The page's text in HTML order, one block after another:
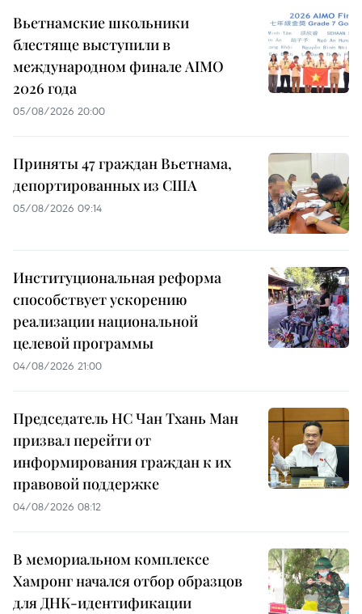
Вьетнамские школьники
блестяще выступили в
международном финале AIMO
2026 года
05/08/2026 20:00
Приняты 47 граждан Вьетнама,
депортированных из США
05/08/2026 09:14
Институциональная реформа
способствует ускорению
реализации национальной
целевой программы
04/08/2026 21:00
Председатель НС Чан Тхань Ман
призвал перейти от
информирования граждан к их
правовой поддержке
04/08/2026 08:12
В мемориальном комплексе
Хамронг начался отбор образцов
для ДНК-идентификации